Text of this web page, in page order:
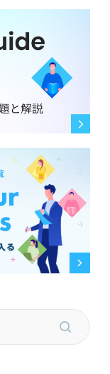
でしょうか？ アド